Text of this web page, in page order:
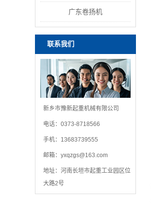
广东卷扬机
联系我们
新乡市豫新起重机械有限公司
电话：0373-8718566
手机：13683739555
邮箱： yxqzgs@163.com
地址：河南长垣市起重工业园区位
大路2号